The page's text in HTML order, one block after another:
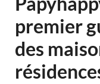
premier
des